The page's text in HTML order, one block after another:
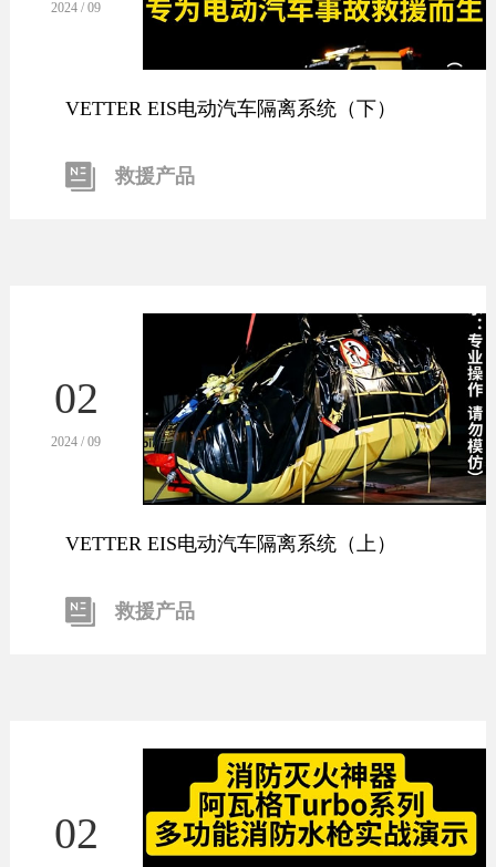
2024 / 09
VETTER EIS电动汽车隔离系统（下）
救援产品
02
2024 / 09
VETTER EIS电动汽车隔离系统（上）
救援产品
02